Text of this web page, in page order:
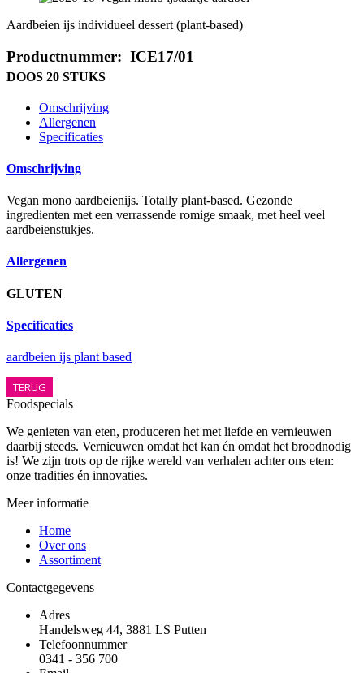
Aardbeien ijs individueel dessert (plant-based)
Productnummer: ICE17/01
DOOS 20 STUKS
Omschrijving
Allergenen
Specificaties
Omschrijving
Vegan mono aardbeienijs. Totally plant-based. Gezonde
ingredienten met een verrassende romige smaak, met heel veel
aardbeienstukjes.
Allergenen
GLUTEN
Specificaties
aardbeien ijs plant based
TERUG
Foodspecials
We genieten van eten, produceren het met liefde en vernieuwen
daarbij steeds. Vernieuwen omdat het kan én omdat het broodnodig
is! We zijn trots op de rijke wereld van verhalen achter ons eten:
onze tradities én innovaties.
Meer informatie
Home
Over ons
Assortiment
Contactgegevens
Adres
Handelsweg 44, 3881 LS Putten
Telefoonnummer
0341 - 356 700